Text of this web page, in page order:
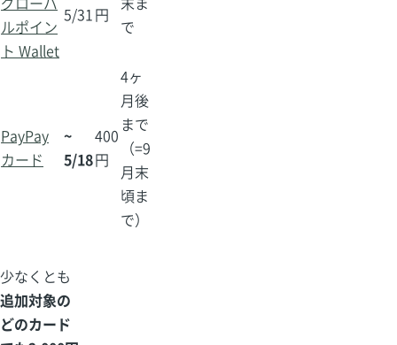
ルポイン
ト Wallet
5/31 円
で
PayPay
カード
~
5/18
400
円
4ヶ
月後
まで
（=9
月末
頃ま
で）
少なくとも
追加対象の
どのカード